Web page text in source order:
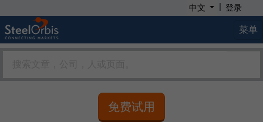
中文 | 登录
菜单
免费试用